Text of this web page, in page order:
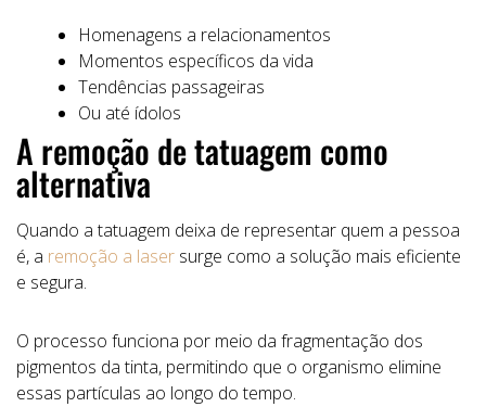
Homenagens a relacionamentos
Momentos específicos da vida
Tendências passageiras
Ou até ídolos
A remoção de tatuagem como
alternativa
Quando a tatuagem deixa de representar quem a pessoa
é, a remoção a laser surge como a solução mais eficiente
e segura.
O processo funciona por meio da fragmentação dos
pigmentos da tinta, permitindo que o organismo elimine
essas partículas ao longo do tempo.